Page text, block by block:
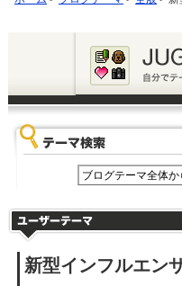
新型インフルエン